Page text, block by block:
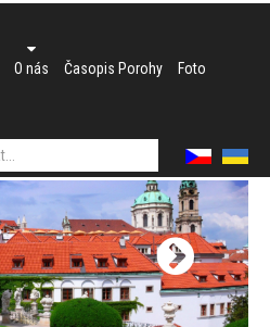
O nás Časopis Porohy Foto